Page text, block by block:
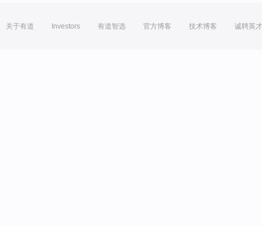
关于有道 Investors 有道智选 官方博客 技术博客 诚聘英才